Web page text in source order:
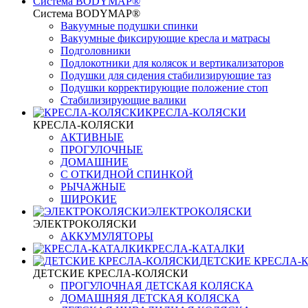
Система BODYMAP®
Вакуумные подушки спинки
Вакуумные фиксирующие кресла и матрасы
Подголовники
Подлокотники для колясок и вертикализаторов
Подушки для сидения стабилизирующие таз
Подушки корректирующие положение стоп
Стабилизирующие валики
КРЕСЛА-КОЛЯСКИ
КРЕСЛА-КОЛЯСКИ
АКТИВНЫЕ
ПРОГУЛОЧНЫЕ
ДОМАШНИЕ
С ОТКИДНОЙ СПИНКОЙ
РЫЧАЖНЫЕ
ШИРОКИЕ
ЭЛЕКТРОКОЛЯСКИ
ЭЛЕКТРОКОЛЯСКИ
АККУМУЛЯТОРЫ
КРЕСЛА-КАТАЛКИ
ДЕТСКИЕ КРЕСЛА-
ДЕТСКИЕ КРЕСЛА-КОЛЯСКИ
ПРОГУЛОЧНАЯ ДЕТСКАЯ КОЛЯСКА
ДОМАШНЯЯ ДЕТСКАЯ КОЛЯСКА